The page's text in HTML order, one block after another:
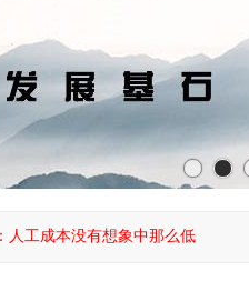
人工成本没有想象中那么低